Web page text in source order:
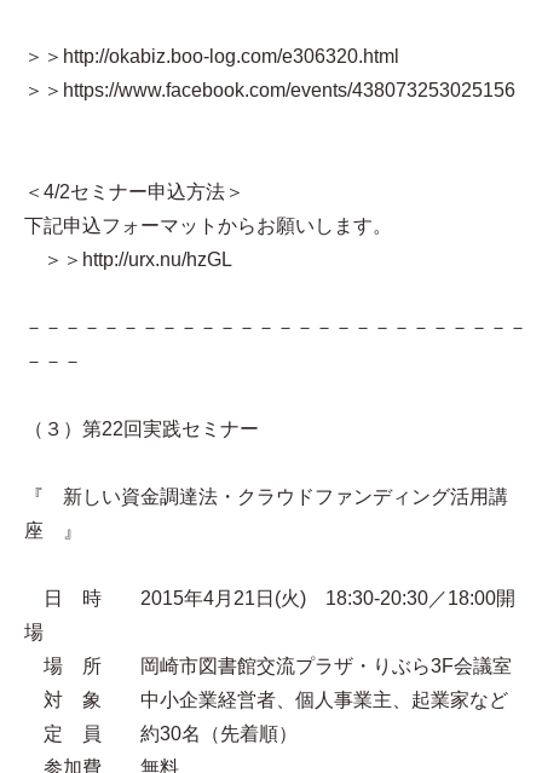
＞＞http://okabiz.boo-log.com/e306320.html
＞＞https://www.facebook.com/events/438073253025156
＜4/2セミナー申込方法＞
下記申込フォーマットからお願いします。
＞＞http://urx.nu/hzGL
－－－－－－－－－－－－－－－－－－－－－－－－－－
－－－
（３）第22回実践セミナー
『 新しい資金調達法・クラウドファンディング活用講
座 』
日 時 2015年4月21日(火) 18:30-20:30／18:00開
場
場 所 岡崎市図書館交流プラザ・りぶら3F会議室
対 象 中小企業経営者、個人事業主、起業家など
定 員 約30名（先着順）
参加費 無料